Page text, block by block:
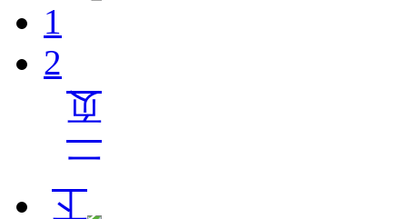
1
2